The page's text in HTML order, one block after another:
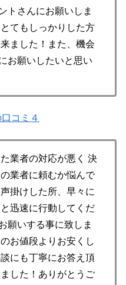
トさんにお願いしま
てもしっかりした方
ました！また、機会
お願いしたいと思い
コミ４
業者の対応が悪く 決
業者に頼むか悩んで
掛けした所、早々に
迅速に行動してくだ
願いする事に致しま
お値段よりお安くし
にも丁寧にお答え頂
した！ありがとうご